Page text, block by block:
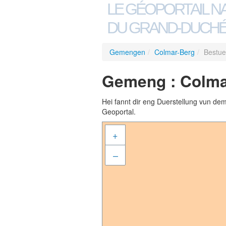
LE GÉOPORTAIL
DU GRAND-
Gemengen / Colmar-Berg /
Gemeng :
Hei fannt dir eng Duerstellung vun
Geoportal.
+
–